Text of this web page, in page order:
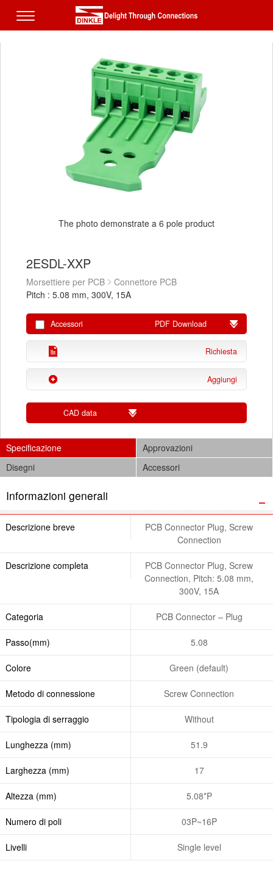
The photo demonstrate a 6 pole product
2ESDL-XXP
Morsettiere per PCB
Connettore PCB
Pitch : 5.08 mm, 300V, 15A
Accessori PDF Download
Richiesta
Aggiungi
CAD data
Specificazione
Approvazioni
Disegni
Accessori
Informazioni generali
Descrizione breve
PCB Connector Plug, Screw
Connection
Descrizione completa
PCB Connector Plug, Screw
Connection, Pitch: 5.08 mm,
300V, 15A
Categoria PCB Connector – Plug
Passo(mm) 5.08
Colore Green (default)
Metodo di connessione Screw Connection
Tipologia di serraggio Without
Lunghezza (mm) 51.9
Larghezza (mm) 17
Altezza (mm) 5.08*P
Numero di poli 03P~16P
Livelli Single level